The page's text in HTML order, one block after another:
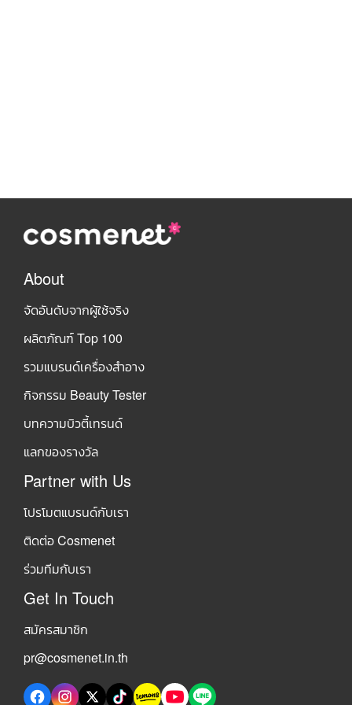
About
จัดอันดับจากผู้ใช้จริง
ผลิตภัณฑ์ Top 100
รวมแบรนด์เครื่องสำอาง
กิจกรรม Beauty Tester
บทความบิวตี้เทรนด์
แลกของรางวัล
Partner with Us
โปรโมตแบรนด์กับเรา
ติดต่อ Cosmenet
ร่วมทีมกับเรา
Get In Touch
สมัครสมาชิก
pr@cosmenet.in.th